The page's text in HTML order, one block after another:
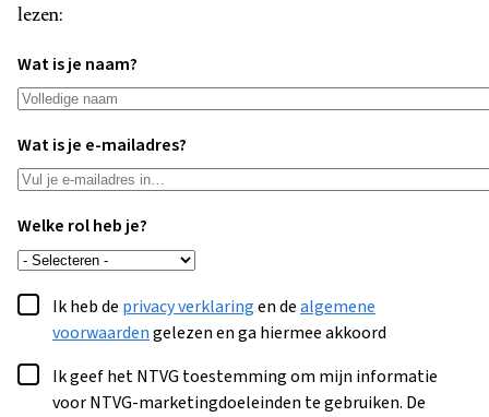
lezen:
Wat is je naam?
Wat is je e-mailadres?
Welke rol heb je?
Ik heb de privacy verklaringen dealgemene
voorwaardengelezen en ga hiermee akkoord
Ik geef het NTVG toestemming om mijn informatie
voor NTVG-marketingdoeleinden te gebruiken. De